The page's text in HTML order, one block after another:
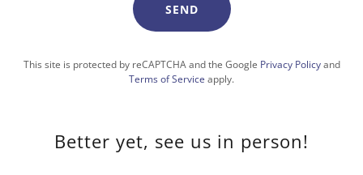
SEND
This site is protected by reCAPTCHA and the Google Privacy Policyand
Terms of Service apply.
Better yet, see us in person!